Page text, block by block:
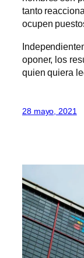
tanto
ocupen
oponer, los
quien quiera
28 mayo, 2021